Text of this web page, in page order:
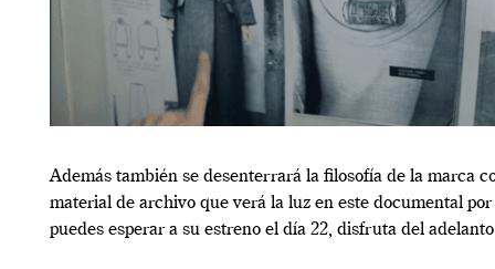
Además también se desenterrará la filosofía de la marca
material de archivo que verá la luz en este documental
puedes esperar a su estreno el día 22, disfruta del